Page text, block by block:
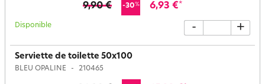
9,90 € -30% 6,93 €*
Disponible - +
Serviette de toilette 50x100
BLEU OPALINE 210465